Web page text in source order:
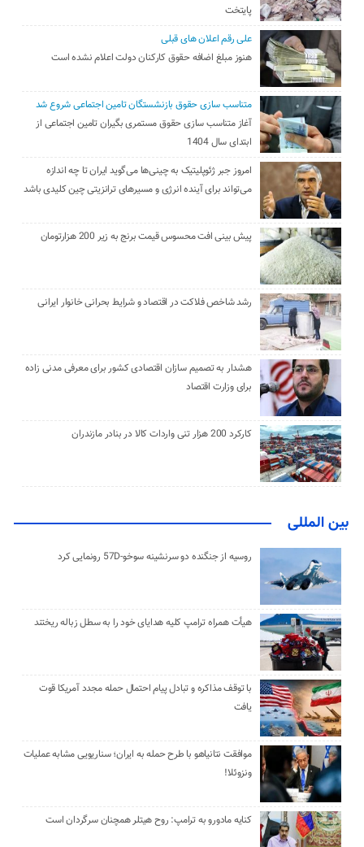
پایتخت
علی رقم اعلان های قبلی
هنوز مبلغ اضافه حقوق کارکنان دولت اعلام نشده است
متناسب سازی حقوق بازنشستگان تامین اجتماعی شروع شد
آغاز متناسب سازی حقوق مستمری بگیران تامین اجتماعی از
ابتدای سال 1404
امروز جبر ژئوپلیتیک به چینی‌ها می‌گوید ایران تا چه اندازه
می‌تواند برای آینده انرژی و مسیرهای ترانزیتی چین کلیدی باشد
پیش بینی افت محسوس قیمت برنج به زیر 200 هزارتومان
رشد شاخص فلاکت در اقتصاد و شرایط بحرانی خانوار ایرانی
هشدار به تصمیم سازان اقتصادی کشور برای معرفی مدنی زاده
برای وزارت اقتصاد
کارکرد 200 هزار تنی واردات کالا در بنادر مازندران
بین المللی
روسیه از جنگنده دو سرنشینه سوخو-57D رونمایی کرد
هیأت همراه ترامپ کلیه هدایای خود را به سطل زباله ریختند
با توقف مذاکره و تبادل پیام احتمال حمله مجدد آمریکا قوت
یافت
موافقت نتانیاهو با طرح حمله به ایران؛ سناریویی مشابه عملیات
ونزوئلا!
کنایه مادورو به ترامپ: روح هیتلر همچنان سرگردان است